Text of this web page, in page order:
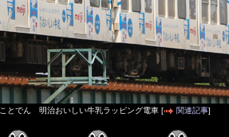
とでん 明治おいしい牛乳ラッピング電車 [ 関連記事]